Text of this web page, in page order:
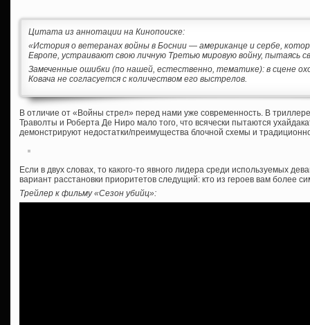
Цитата из аннотации на Кинопоиске:
«История о ветеранах войны в Боснии — американце и сербе,
Европе, устраивают свою личную Третью мировую войну, пытаясь
Замеченные ошибки (по нашей, естественно, тематике): в сцене
Ковача не согласуется с количеством его выстрелов.
В отличие от «Войны стрел» перед нами уже современность. В
Траволты и Роберта Де Ниро мало того, что всячески пытаются
демонстрируют недостатки/преимущества блочной схемы и
Если в двух словах, то какого-то явного лидера среди используемых
вариант расстановки приоритетов следущий: кто из героев вам более
Трейлер к фильму «Сезон убийц»: